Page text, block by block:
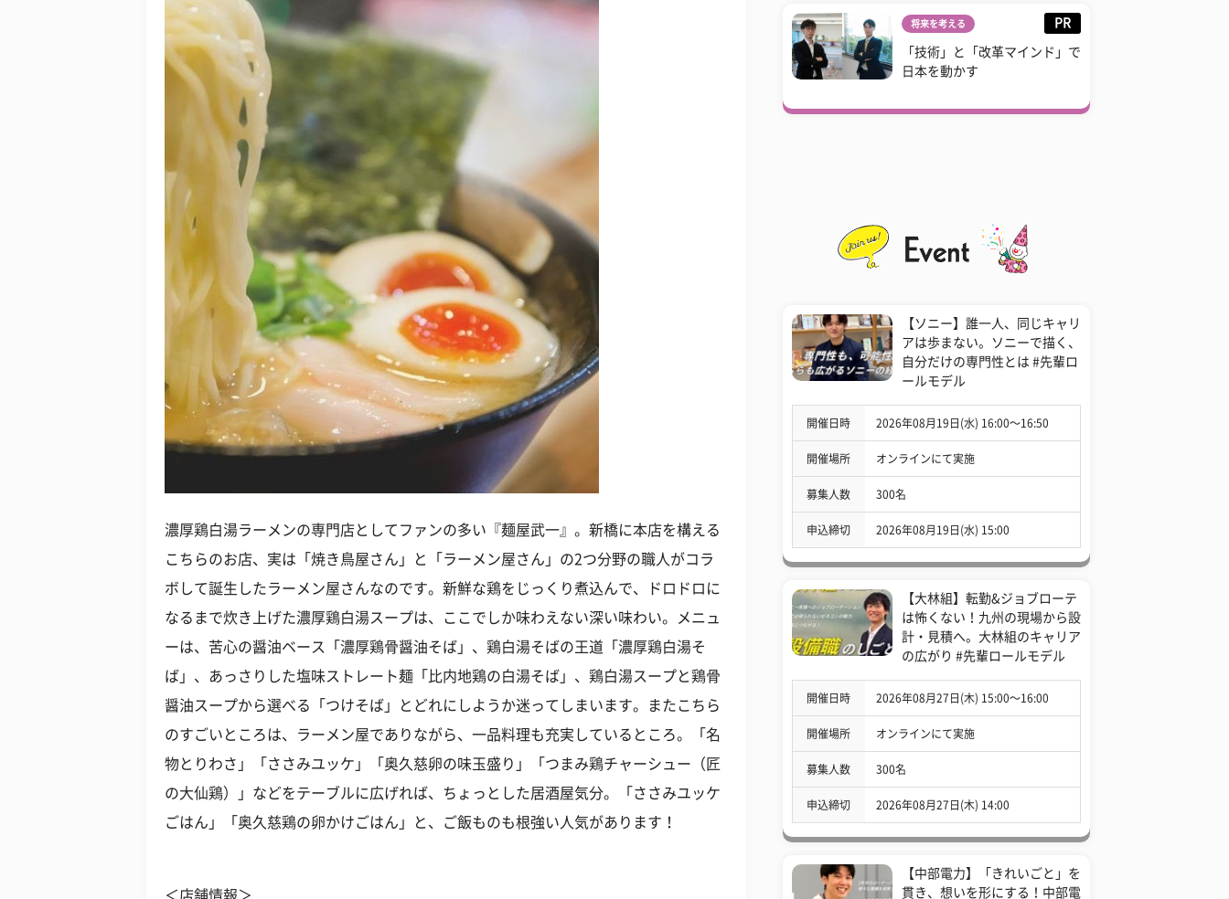
濃厚鶏白湯ラーメンの専門店としてファンの多い『麺屋武一』。新橋に本店を構える
こちらのお店、実は「焼き鳥屋さん」と「ラーメン屋さん」の2つ分野の職人がコラ
ボして誕生したラーメン屋さんなのです。新鮮な鶏をじっくり煮込んで、ドロドロに
なるまで炊き上げた濃厚鶏白湯スープは、ここでしか味わえない深い味わい。メニュ
ーは、苦心の醤油ベース「濃厚鶏骨醤油そば」、鶏白湯そばの王道「濃厚鶏白湯そ
ば」、あっさりした塩味ストレート麺「比内地鶏の白湯そば」、鶏白湯スープと鶏骨
醤油スープから選べる「つけそば」とどれにしようか迷ってしまいます。またこちら
のすごいところは、ラーメン屋でありながら、一品料理も充実しているところ。「名
物とりわさ」「ささみユッケ」「奥久慈卵の味玉盛り」「つまみ鶏チャーシュー（匠
の大仙鶏）」などをテーブルに広げれば、ちょっとした居酒屋気分。「ささみユッケ
ごはん」「奥久慈鶏の卵かけごはん」と、ご飯ものも根強い人気があります！
＜店舗情報＞
将来を考える PR
「技術」と「改革マインド」で
日本を動かす
【ソニー】誰一人、同じキャリ
アは歩まない。ソニーで描く、
自分だけの専門性とは #先輩ロ
ールモデル
開催日時 2026年08月19日(水) 16:00〜16:50
開催場所 オンラインにて実施
募集人数 300名
申込締切 2026年08月19日(水) 15:00
【大林組】転勤&ジョブローテ
は怖くない！九州の現場から設
計・見積へ。大林組のキャリア
の広がり #先輩ロールモデル
開催日時 2026年08月27日(木) 15:00〜16:00
開催場所 オンラインにて実施
募集人数 300名
申込締切 2026年08月27日(木) 14:00
【中部電力】「きれいごと」を
貫き、想いを形にする！中部電